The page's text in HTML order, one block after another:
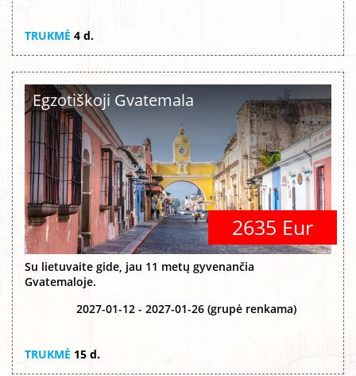
TRUKMĖ 4 d.
Egzotiškoji Gvatemala
2635 Eur
Su lietuvaite gide, jau 11 metų gyvenančia
Gvatemaloje.
2027-01-12 - 2027-01-26 (grupė renkama)
TRUKMĖ 15 d.